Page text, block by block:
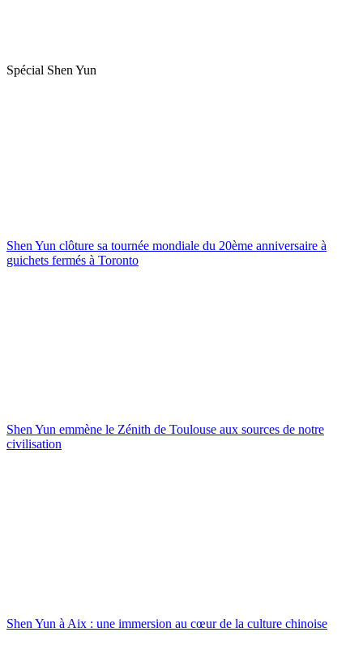
Spécial Shen Yun
Shen Yun clôture sa tournée mondiale du 20ème anniversaire à
guichets fermés à Toronto
Shen Yun emmène le Zénith de Toulouse aux sources de notre
civilisation
Shen Yun à Aix : une immersion au cœur de la culture chinoise